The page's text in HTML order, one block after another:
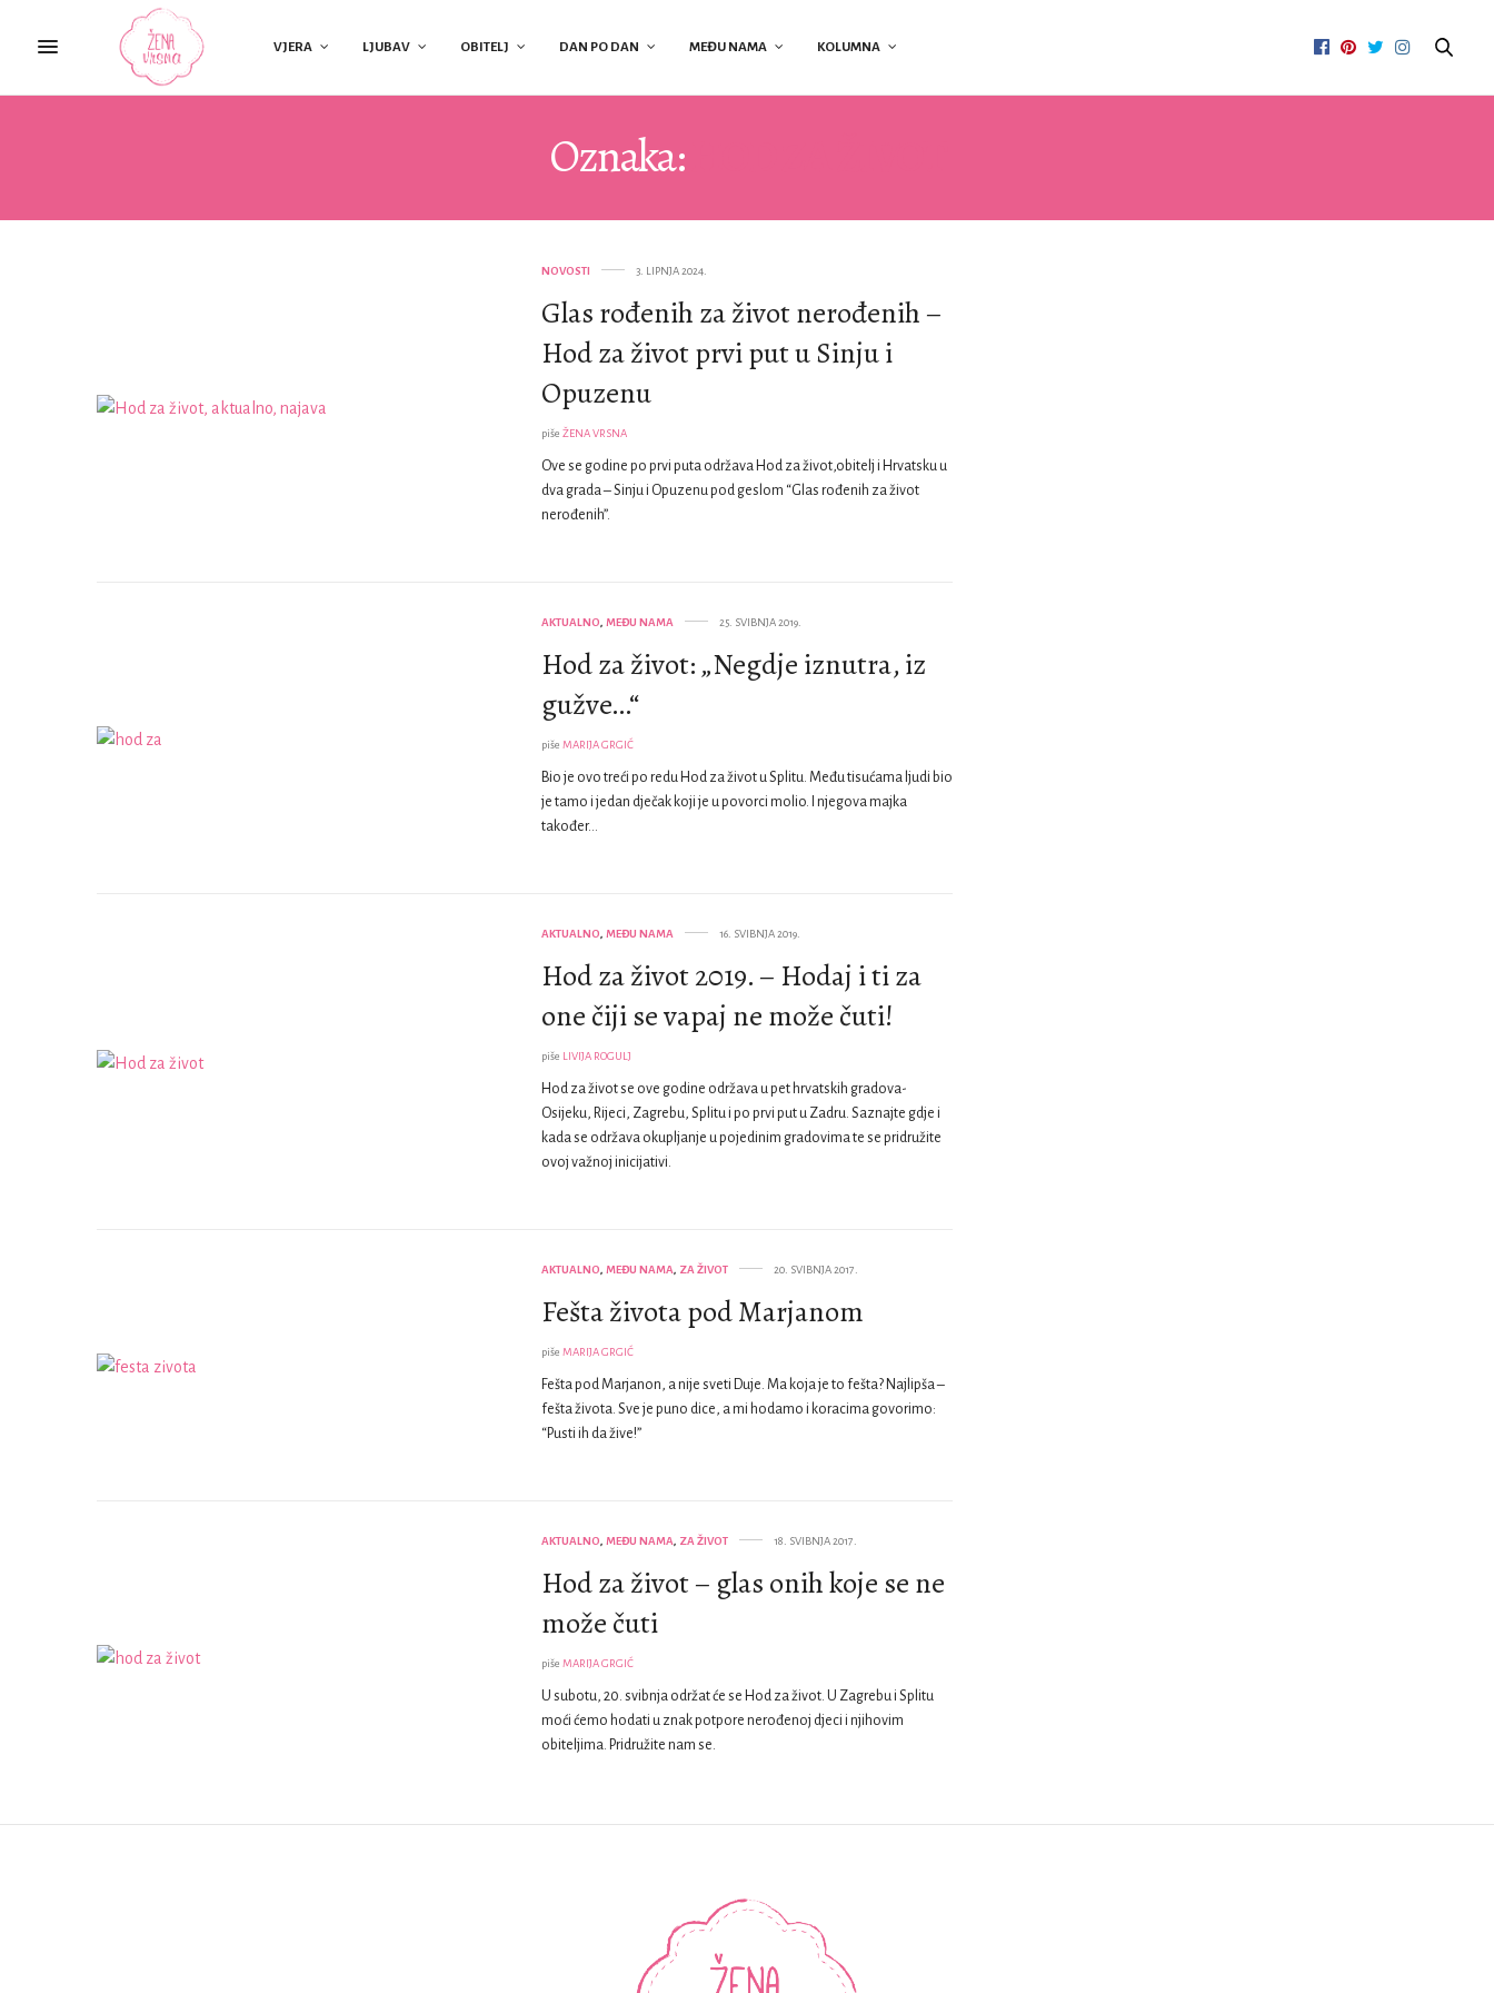
VJERA LJUBAV OBITELJ DAN PO DAN MEĐU NAMA KOLUMNA
Oznaka:
NOVOSTI 3. LIPNJA 2024.
Glas rođenih za život nerođenih –
Hod za život prvi put u Sinju i
Opuzenu
piše ŽENA VRSNA
Ove se godine po prvi puta održava Hod za život,obitelj i Hrvatsku u
dva grada – Sinju i Opuzenu pod geslom “Glas rođenih za život
nerođenih”.
AKTUALNO, MEĐU NAMA 25. SVIBNJA 2019.
Hod za život: „Negdje iznutra, iz
gužve…“
piše MARIJA GRGIĆ
Bio je ovo treći po redu Hod za život u Splitu. Među tisućama ljudi bio
je tamo i jedan dječak koji je u povorci molio. I njegova majka
također…
AKTUALNO, MEĐU NAMA 16. SVIBNJA 2019.
Hod za život 2019. – Hodaj i ti za
one čiji se vapaj ne može čuti!
piše LIVIJA ROGULJ
Hod za život se ove godine održava u pet hrvatskih gradova-
Osijeku, Rijeci, Zagrebu, Splitu i po prvi put u Zadru. Saznajte gdje i
kada se održava okupljanje u pojedinim gradovima te se pridružite
ovoj važnoj inicijativi.
AKTUALNO, MEĐU NAMA, ZA ŽIVOT 20. SVIBNJA 2017.
Fešta života pod Marjanom
piše MARIJA GRGIĆ
Fešta pod Marjanon, a nije sveti Duje. Ma koja je to fešta? Najlipša –
fešta života. Sve je puno dice, a mi hodamo i koracima govorimo:
“Pusti ih da žive!”
AKTUALNO, MEĐU NAMA, ZA ŽIVOT 18. SVIBNJA 2017.
Hod za život – glas onih koje se ne
može čuti
piše MARIJA GRGIĆ
U subotu, 20. svibnja održat će se Hod za život. U Zagrebu i Splitu
moći ćemo hodati u znak potpore nerođenoj djeci i njihovim
obiteljima. Pridružite nam se.